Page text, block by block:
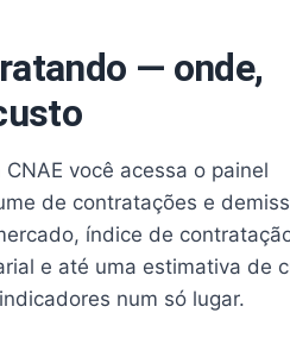
— onde,
você acessa o painel
de contratações e
índice de
e até uma estimativa de
num só lugar.